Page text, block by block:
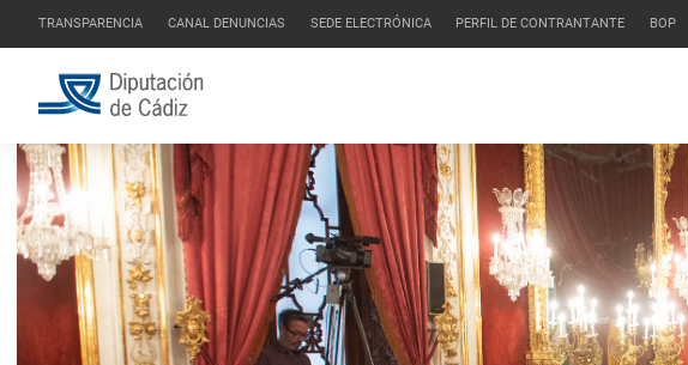
TRANSPARENCIA CANAL DENUNCIAS SEDE ELECTRÓNICA PERFIL DE CONTRANTANTE BOP